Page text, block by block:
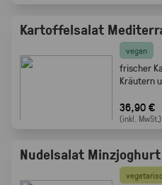
Kartoffelsalat
vegan
frischer
Kräutern
36,90 €
(inkl. MwSt.)
Nudelsalat Minzjoghurt